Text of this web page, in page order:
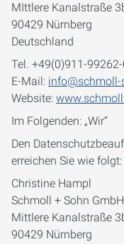
MIttlere Kanalstraße
90429 Nürnberg
Deutschland
Tel. +49(0)911-
E-Mail: info@schmoll-
Website:
Im Folgenden: „Wir“
Den
erreichen Sie wie folgt:
Christine Hampl
Schmoll + Sohn GmbH
Mittlere Kanalstraße
90429 Nürnberg